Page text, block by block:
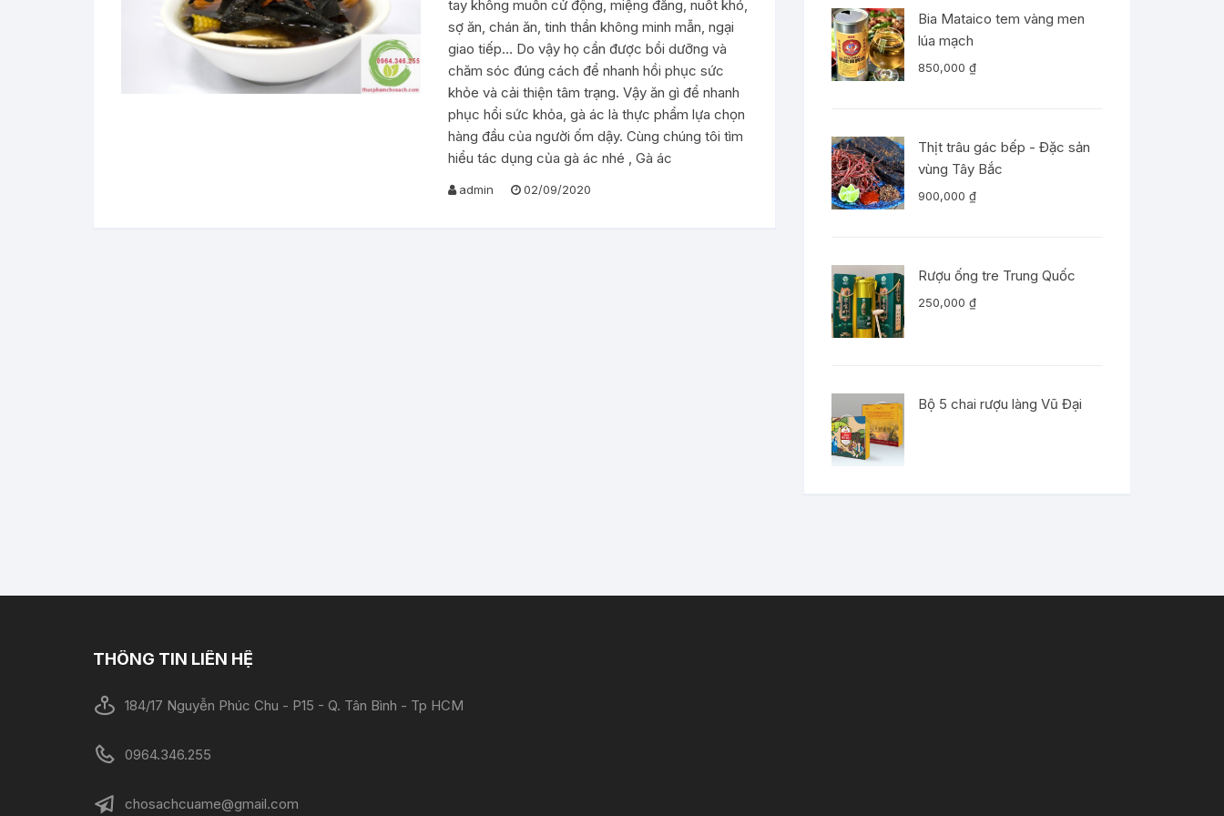
tay không muốn cử động, miệng đắng, nuốt khó,
sợ ăn, chán ăn, tinh thần không minh mẫn, ngại
giao tiếp… Do vậy họ cần được bồi dưỡng và
chăm sóc đúng cách để nhanh hồi phục sức
khỏe và cải thiện tâm trạng. Vậy ăn gì để nhanh
phục hổi sức khỏa, gà ác là thực phẩm lựa chọn
hàng đầu của người ốm dậy. Cùng chúng tôi tìm
hiểu tác dụng của gà ác nhé , Gà ác
admin 02/09/2020
Bia Mataico tem vàng men
lúa mạch
850,000 ₫
Thịt trâu gác bếp - Đặc sản
vùng Tây Bắc
900,000 ₫
Rượu ống tre Trung Quốc
250,000 ₫
Bộ 5 chai rượu làng Vũ Đại
THÔNG TIN LIÊN HỆ
184/17 Nguyễn Phúc Chu - P15 - Q. Tân Bình - Tp HCM
0964.346.255
chosachcuame@gmail.com